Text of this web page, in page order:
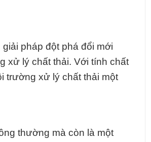
pháp đột phá đổi mới
xử lý chất thải. Với tính chất
trường xử lý chất thải một
thường mà còn là một